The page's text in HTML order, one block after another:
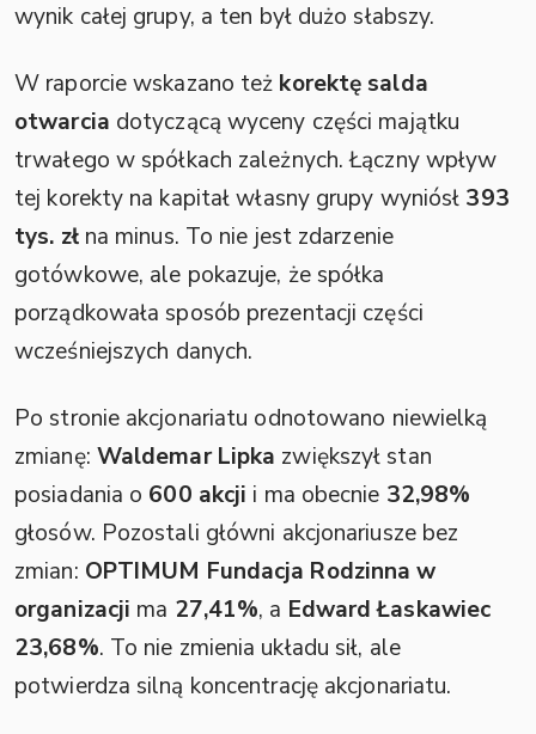
wynik całej grupy, a ten był dużo słabszy.
W raporcie wskazano też korektę salda
otwarcia dotyczącą wyceny części majątku
trwałego w spółkach zależnych. Łączny wpływ
tej korekty na kapitał własny grupy wyniósł 393
tys. złna minus. To nie jest zdarzenie
gotówkowe, ale pokazuje, że spółka
porządkowała sposób prezentacji części
wcześniejszych danych.
Po stronie akcjonariatu odnotowano niewielką
zmianę: Waldemar Lipka zwiększył stan
posiadania o 600 akcji i ma obecnie 32,98%
głosów. Pozostali główni akcjonariusze bez
zmian: OPTIMUM Fundacja Rodzinna w
organizacji ma 27,41%, a Edward Łaskawiec
23,68%. To nie zmienia układu sił, ale
potwierdza silną koncentrację akcjonariatu.